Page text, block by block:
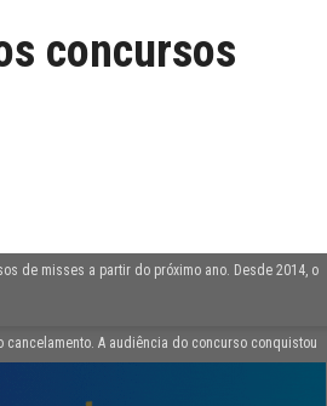
concursos
de misses a partir do próximo ano. Desde 2014, o
A audiência do concurso conquistou